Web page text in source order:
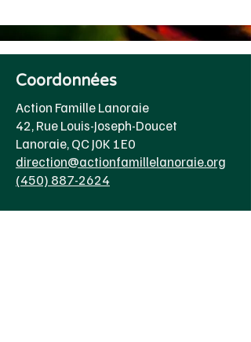
Coordonnées
Action Famille Lanoraie
42, Rue Louis-Joseph-Doucet
Lanoraie, QC J0K 1E0
direction@actionfamillelanoraie.org
(450) 887-2624